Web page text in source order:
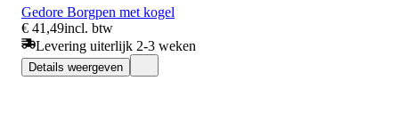
Gedore Borgpen met kogel
€ 41,49incl. btw
Levering uiterlijk 2-3 weken
Details weergeven